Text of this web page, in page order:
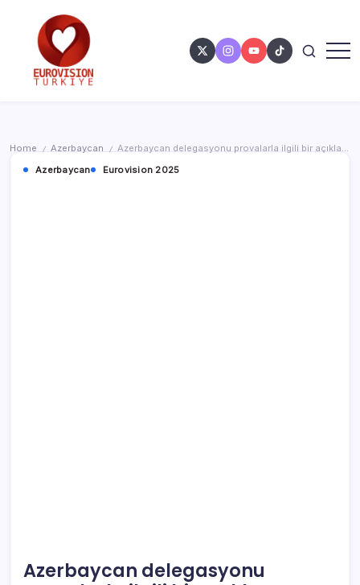
Home / Azerbaycan /
Azerbaycan delegasyonu provalarla ilgili bir açıklama yaptı
Azerbaycan
Eurovision 2025
Azerbaycan delegasyonu